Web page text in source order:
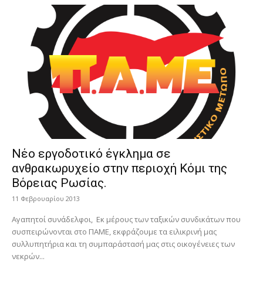
Νέο εργοδοτικό έγκλημα σε
ανθρακωρυχείο στην περιοχή Κόμι της
Βόρειας Ρωσίας.
11 Φεβρουαρίου 2013
Αγαπητοί συνάδελφοι, Εκ μέρους των ταξικών συνδικάτων που
συσπειρώνονται στο ΠΑΜΕ, εκφράζουμε τα ειλικρινή μας
συλλυπητήρια και τη συμπαράστασή μας στις οικογένειες των
νεκρών...